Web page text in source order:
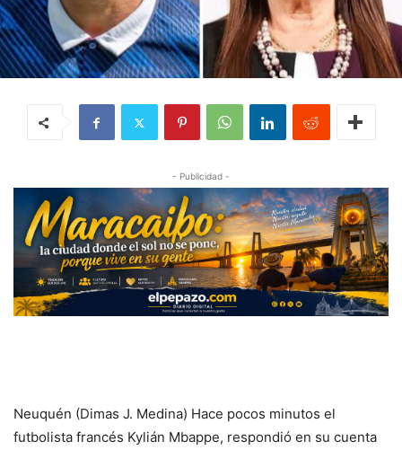
- Publicidad -
Neuquén (Dimas J. Medina) Hace pocos minutos el
futbolista francés Kylián Mbappe, respondió en su cuenta